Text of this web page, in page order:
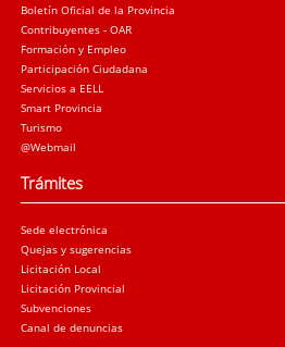
Boletín Oficial de la Provincia
Contribuyentes - OAR
Formación y Empleo
Participación Ciudadana
Servicios a EELL
Smart Provincia
Turismo
@Webmail
Trámites
Sede electrónica
Quejas y sugerencias
Licitación Local
Licitación Provincial
Subvenciones
Canal de denuncias